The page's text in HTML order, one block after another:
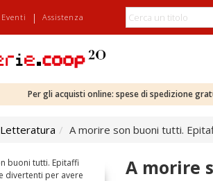
Eventi | Assistenza
Per gli acquisti online: spese di spedizione
Letteratura A morire son buoni tutti.
A morire